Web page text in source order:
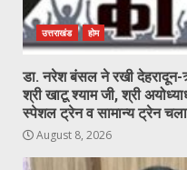
उत्तराखंड होम
डा. नरेश बंसल ने रखी देहरादून-
श्री खाटू श्याम जी, श्री
स्पेशल ट्रेन व सामान्य ट्रेन
August 8, 2026